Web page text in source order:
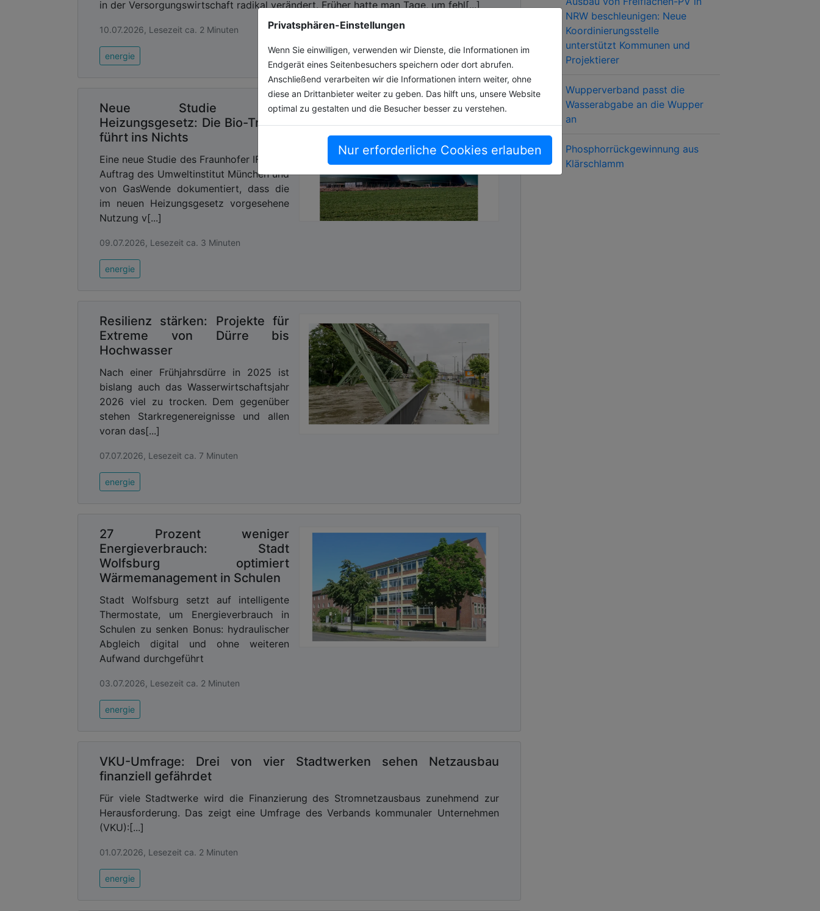
Privatsphären-Einstellungen
Wenn Sie einwilligen, verwenden wir Dienste, die Informationen im
Endgerät eines Seitenbesuchers speichern oder dort abrufen.
Anschließend verarbeiten wir die Informationen intern weiter, ohne
diese an Drittanbieter weiter zu geben. Das hilft uns, unsere Website
optimal zu gestalten und die Besucher besser zu verstehen.
Nur erforderliche Cookies erlauben
in der Versorgungswirtschaft radikal verändert. Früher hatte man Tage, um fehl[...]
10.07.2026, Lesezeit ca. 2 Minuten
energie
Neue Studie zum
Heizungsgesetz: Die Bio-Treppe
führt ins Nichts
Eine neue Studie des Fraunhofer IFAM im
Auftrag des Umweltinstitut München und
von GasWende dokumentiert, dass die
im neuen Heizungsgesetz vorgesehene
Nutzung v[...]
09.07.2026, Lesezeit ca. 3 Minuten
energie
Resilienz stärken: Projekte für
Extreme von Dürre bis
Hochwasser
Nach einer Frühjahrsdürre in 2025 ist
bislang auch das Wasserwirtschaftsjahr
2026 viel zu trocken. Dem gegenüber
stehen Starkregenereignisse und allen
voran das[...]
07.07.2026, Lesezeit ca. 7 Minuten
energie
27 Prozent weniger
Energieverbrauch: Stadt
Wolfsburg optimiert
Wärmemanagement in Schulen
Stadt Wolfsburg setzt auf intelligente
Thermostate, um Energieverbrauch in
Schulen zu senken Bonus: hydraulischer
Abgleich digital und ohne weiteren
Aufwand durchgeführt
03.07.2026, Lesezeit ca. 2 Minuten
energie
VKU-Umfrage: Drei von vier Stadtwerken sehen Netzausbau
finanziell gefährdet
Für viele Stadtwerke wird die Finanzierung des Stromnetzausbaus zunehmend zur
Herausforderung. Das zeigt eine Umfrage des Verbands kommunaler Unternehmen
(VKU):[...]
01.07.2026, Lesezeit ca. 2 Minuten
energie
NRW beschleunigen: Neue
Koordinierungsstelle
unterstützt Kommunen und
Projektierer
Wupperverband passt die
Wasserabgabe an die Wupper
an
Phosphorrückgewinnung aus
Klärschlamm